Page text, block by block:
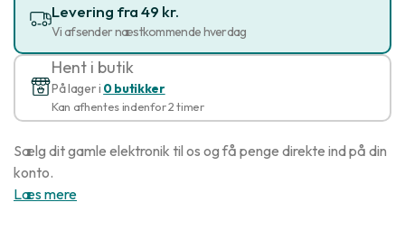
Levering fra 49 kr.
Vi afsender næstkommende hverdag
Hent i butik
På lager i 0 butikker
Kan afhentes indenfor 2 timer
Sælg dit gamle elektronik til os og få penge direkte ind på din
konto.
Læs mere